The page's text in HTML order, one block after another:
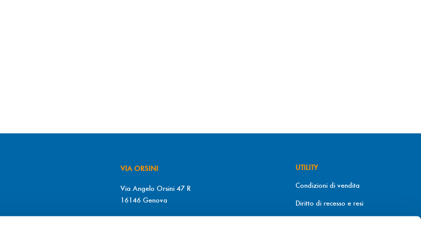
VIA ORSINI
Via Angelo Orsini 47 R
16146 Genova
UTILITY
Condizioni di vendita
Diritto di recesso e resi